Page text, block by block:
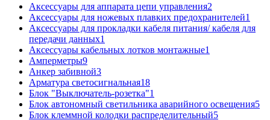
Аксессуары для аппарата цепи управления2
Аксессуары для ножевых плавких предохранителей1
Аксессуары для прокладки кабеля питания/ кабеля для
передачи данных1
Аксессуары кабельных лотков монтажные1
Амперметры9
Анкер забивной3
Арматура светосигнальная18
Блок "Выключатель-розетка"1
Блок автономный светильника аварийного освещения5
Блок клеммной колодки распределительный5